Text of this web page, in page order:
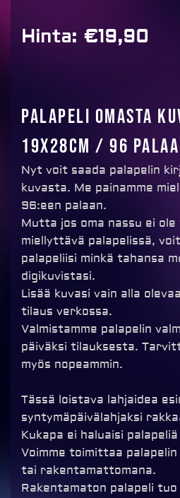
Hinta: €19,90
Palapeli omasta
19x28cm / 96 palaa
Nyt voit saada palapelin
kuvasta. Me painamme
96:een palaan.
Mutta jos oma nassu ei
miellyttävä palapelissä,
palapeliisi minkä tahansa
digikuvistasi.
Lisää kuvasi vain alla
tilaus verkossa.
Valmistamme palapelin
päiväksi tilauksesta.
myös nopeammin.
Tässä loistava lahjaidea
syntymäpäivälahjaksi
Kukapa ei haluaisi
Voimme toimittaa
tai rakentamattomana.
Rakentamaton palapeli